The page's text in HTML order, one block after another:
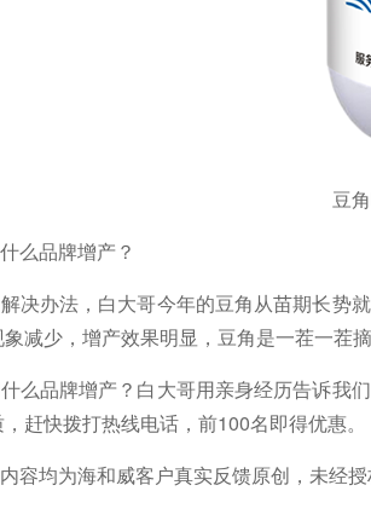
豆
么品牌增产？
决办法，白大哥今年的豆角从苗期长势
减少，增产效果明显，豆角是一茬一茬
么品牌增产？白大哥用亲身经历告诉我
赶快拨打热线电话，前100名即得优惠。
容均为海和威客户真实反馈原创，未经授